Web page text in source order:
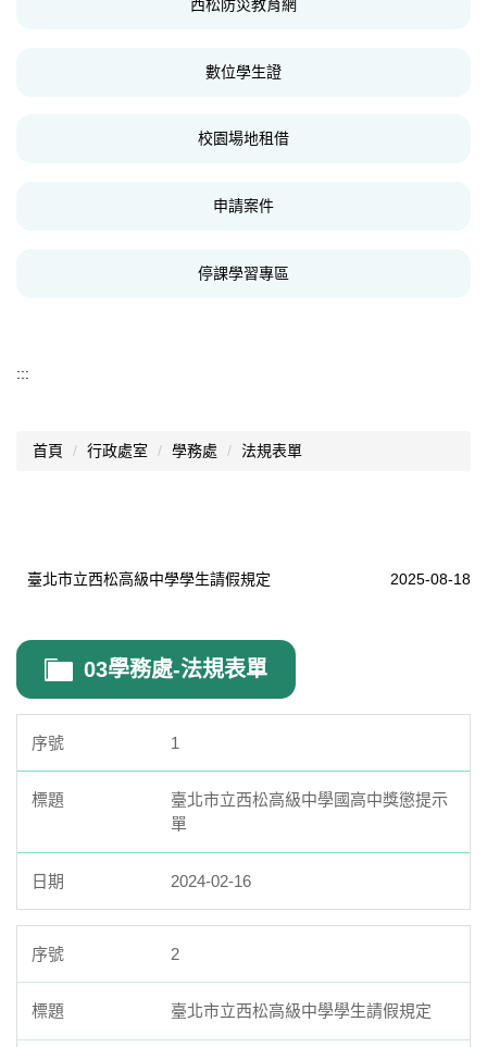
西松防災教育網
數位學生證
校園場地租借
申請案件
停課學習專區
:::
首頁 行政處室 學務處 法規表單
臺北市立西松高級中學學生請假規定 2025-08-18
03學務處-法規表單
1
臺北市立西松高級中學國高中獎懲提示
單
2024-02-16
2
臺北市立西松高級中學學生請假規定